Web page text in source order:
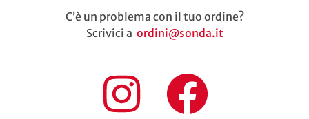
C’è un problema con il tuo ordine?
Scrivici a ordini@sonda.it